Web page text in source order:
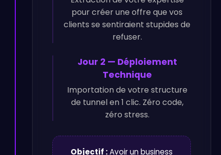
pour créer une offre que vos
clients se sentiraient stupides de
refuser.
Jour 2 — Déploiement
Technique
Importation de votre structure
de tunnel en 1 clic. Zéro code,
zéro stress.
Objectif :Avoir un business